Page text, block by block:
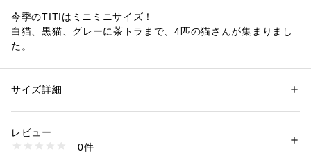
今季のTITIはミニミニサイズ！
白猫、黒猫、グレーに茶トラまで、4匹の猫さんが集まりまし
た。
たいという時にも便利なアイテムです。
【取り扱い上のご注意】
刺繍部分は強い摩擦で糸が擦れてしまう恐れがありますので、
性別：レディース
リー
生産国：-
サイズ詳細
レビュー
0件